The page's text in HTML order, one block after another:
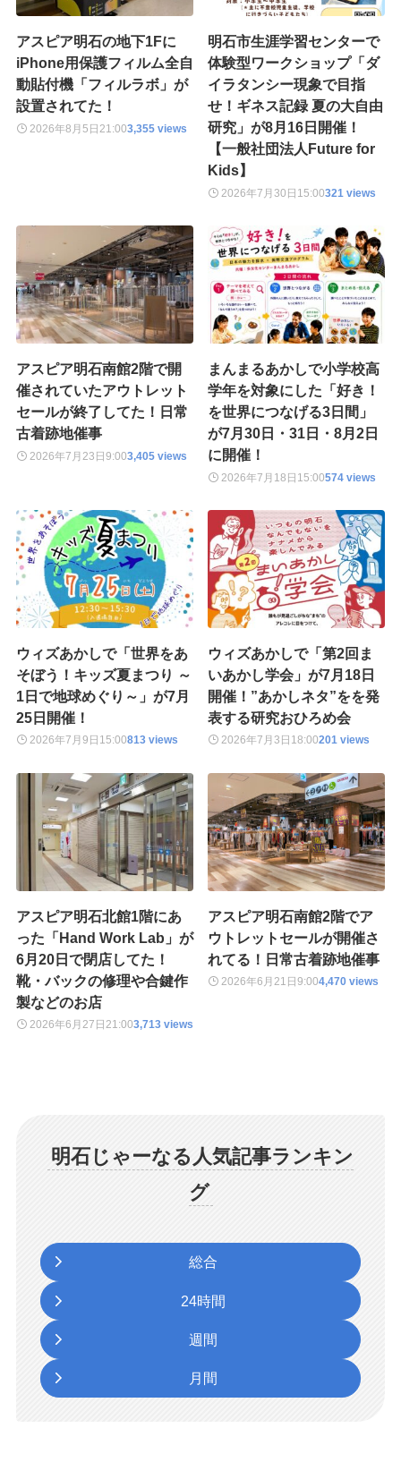
アスピア明石の地下1Fに
iPhone用保護フィルム全自
動貼付機「フィルラボ」が
設置されてた！
2026年8月5日 21:003,355 views
明石市生涯学習センターで
体験型ワークショップ「ダ
イラタンシー現象で目指
せ！ギネス記録 夏の大自由
研究」が8月16日開催！
【一般社団法人Future for
Kids】
2026年7月30日 15:00321 views
アスピア明石南館2階で開
催されていたアウトレット
セールが終了してた！日常
古着跡地催事
2026年7月23日9:003,405 views
まんまるあかしで小学校高
学年を対象にした「好き！
を世界につなげる3日間」
が7月30日・31日・8月2日
に開催！
2026年7月18日 15:00574 views
ウィズあかしで「世界をあ
そぼう！キッズ夏まつり ～
1日で地球めぐり～」が7月
25日開催！
2026年7月9日 15:00813 views
ウィズあかしで「第2回ま
いあかし学会」が7月18日
開催！”あかしネタ”をを発
表する研究おひろめ会
2026年7月3日 18:00201 views
アスピア明石北館1階にあ
った「Hand Work Lab」が
6月20日で閉店してた！
靴・バックの修理や合鍵作
製などのお店
2026年6月27日 21:003,713 views
アスピア明石南館2階でア
ウトレットセールが開催さ
れてる！日常古着跡地催事
2026年6月21日9:004,470 views
明石じゃーなる人気記事ランキン
グ
総合
24時間
週間
月間